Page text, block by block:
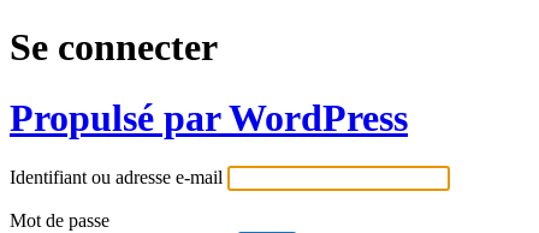
Se connecter
Propulsé par WordPress
Identifiant ou adresse e-mail
Mot de passe